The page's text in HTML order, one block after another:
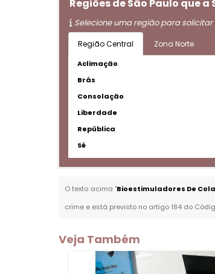
Regiões de São Paulo que
Selecione uma região para
Região Central Zona Norte
Aclimação
Brás
Consolação
Liberdade
República
Sé
O texto acima "Bioestimuladores De
crime e está previsto no artigo 184 do
Veja Também